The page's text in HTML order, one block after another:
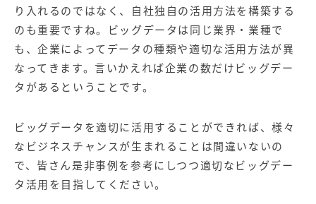
り入れるのではなく、自社独自の活用方法を構築する
のも重要ですね。ビッグデータは同じ業界・業種で
も、企業によってデータの種類や適切な活用方法が異
なってきます。言いかえれば企業の数だけビッグデー
タがあるということです。
ビッグデータを適切に活用することができれば、様々
なビジネスチャンスが生まれることは間違いないの
で、皆さん是非事例を参考にしつつ適切なビッグデー
タ活用を目指してください。